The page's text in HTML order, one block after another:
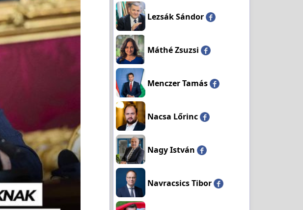
Lezsák Sándor
Máthé Zsuzsi
Menczer Tamás
Nacsa Lőrinc
Nagy István
Navracsics Tibor